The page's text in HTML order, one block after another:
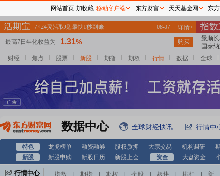
财经 焦点 股票 新股 期指 期权 行情 数据 全球
数据中心 全球财经快讯 行情中
特色 龙虎榜单 融资融券 股权质押 大宗交易 机构调研
新股
新股申购 新股日历 新股上会 资金 大盘资金
行情中心 指数 期指 期权 个股 板块 排行
新
网站首页 加收藏 移动客户端 东方财富 天天基金网 东